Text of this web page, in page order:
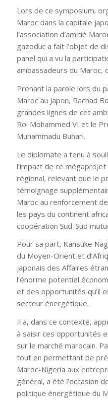
Lors de ce symposium,
Maroc dans la capitale
l’association d’amitié
gazoduc a fait l’objet de
panel qui a vu la
ambassadeurs du Maroc,
Prenant la parole lors du
Maroc au Japon, Rachad
grandes lignes de cet
Roi Mohammed VI et le
Muhammadu Buhari.
Le diplomate a tenu à
l’impact de ce
régional, relevant que le
témoignage
Maroc au renforcement
les pays du continent
coopération Sud-Sud
Pour sa part, Kansuke
du Moyen-Orient et
japonais des Affaires
l’énorme potentiel
et des opportunités qu’il
secteur énergétique.
Il a, dans ce contexte,
à saisir ces opportunités
sur le marché marocain.
tout en permettant de
Maroc-Nigeria aux
général, a été l’occasion
politique énergétique du